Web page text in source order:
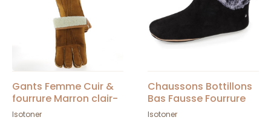
Gants Femme Cuir &
fourrure Marron clair-
Traclet
Isotoner
Chaussons Bottillons
Bas Fausse Fourrure
Noir- Isotoner
Isotoner